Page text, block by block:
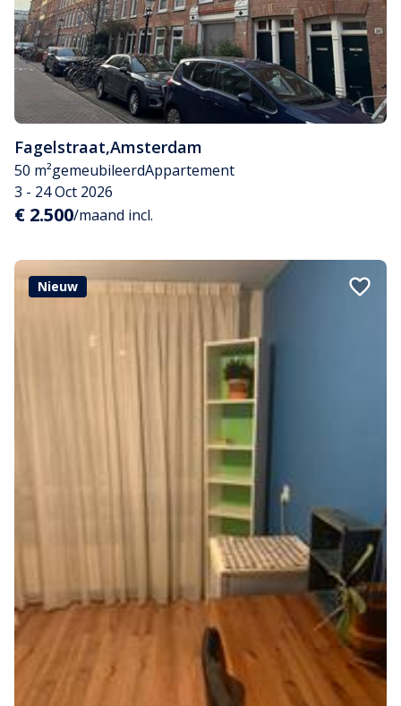
Fagelstraat,Amsterdam
50 m²gemeubileerdAppartement
3 - 24 Oct 2026
€ 2.500/maand incl.
Nieuw